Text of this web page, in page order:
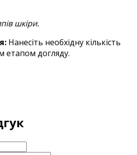
шкіри.
Нанесіть необхідну кількість
етапом догляду.